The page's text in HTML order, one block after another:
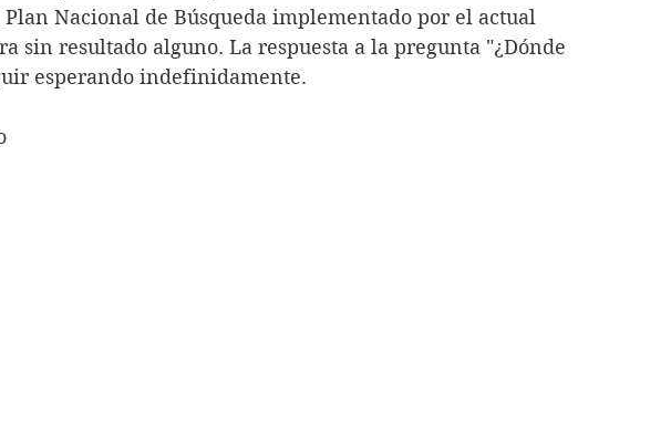
Nacional de Búsqueda implementado por el actual
sin resultado alguno. La respuesta a la pregunta "¿Dónde
esperando indefinidamente.